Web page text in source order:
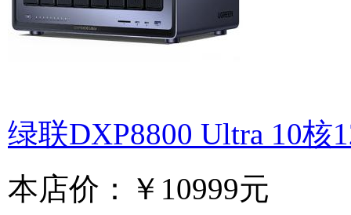
绿联DXP8800 Ultra 10核
本店价：
￥10999元